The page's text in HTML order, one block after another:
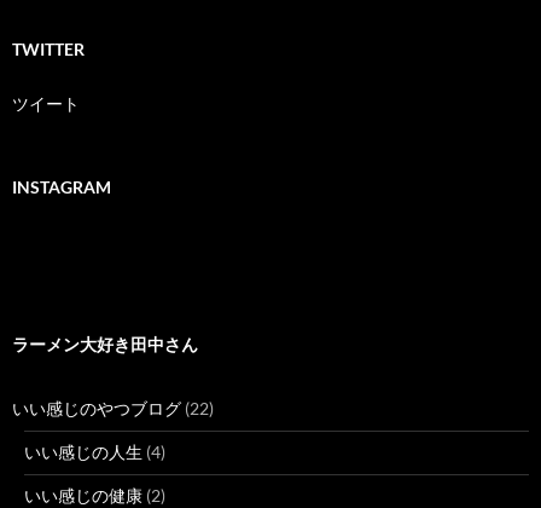
TWITTER
ツイート
INSTAGRAM
ラーメン大好き田中さん
いい感じのやつブログ (22)
いい感じの人生 (4)
いい感じの健康 (2)